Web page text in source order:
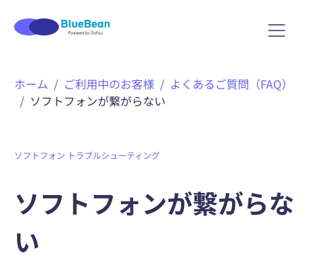
ホーム ご利用中のお客様
よくあるご質問（FAQ）
ソフトフォンが繋がらない
ソフトフォン トラブルシューティング
ソフトフォンが繋がらな
い